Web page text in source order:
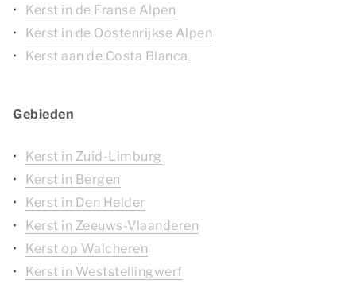
Kerst in de Franse Alpen
Kerst in de Oostenrijkse Alpen
Kerst aan de Costa Blanca
Gebieden
Kerst in Zuid-Limburg
Kerst in Bergen
Kerst in Den Helder
Kerst in Zeeuws-Vlaanderen
Kerst op Walcheren
Kerst in Weststellingwerf